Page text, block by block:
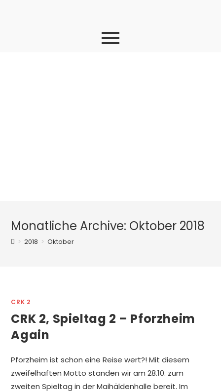
Monatliche Archive: Oktober 2018
> 2018 > Oktober
CRK 2
CRK 2, Spieltag 2 – Pforzheim
Again
Pforzheim ist schon eine Reise wert?! Mit diesem
zweifelhaften Motto standen wir am 28.10. zum
zweiten Spieltag in der Maihäldenhalle bereit. Im